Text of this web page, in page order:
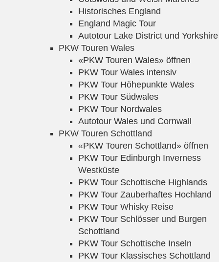
Historisches England
England Magic Tour
Autotour Lake District und Yorkshire
PKW Touren Wales
«PKW Touren Wales» öffnen
PKW Tour Wales intensiv
PKW Tour Höhepunkte Wales
PKW Tour Südwales
PKW Tour Nordwales
Autotour Wales und Cornwall
PKW Touren Schottland
«PKW Touren Schottland» öffnen
PKW Tour Edinburgh Inverness
Westküste
PKW Tour Schottische Highlands
PKW Tour Zauberhaftes Hochland
PKW Tour Whisky Reise
PKW Tour Schlösser und Burgen
Schottland
PKW Tour Schottische Inseln
PKW Tour Klassisches Schottland